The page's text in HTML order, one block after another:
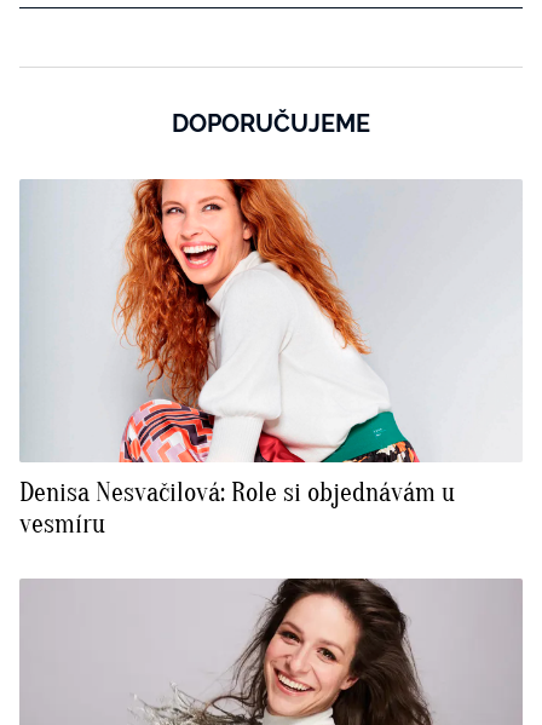
DOPORUČUJEME
Denisa Nesvačilová: Role si objednávám u
vesmíru